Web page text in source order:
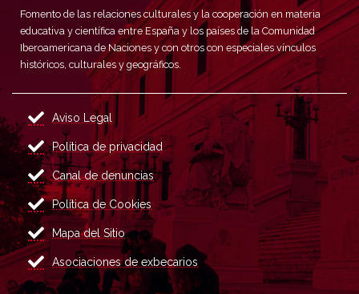
Fomento de las relaciones culturales y la cooperación en materia
educativa y científica entre España y los países de la Comunidad
Iberoamericana de Naciones y con otros con especiales vínculos
históricos, culturales y geográficos.
Aviso Legal
Política de privacidad
Canal de denuncias
Política de Cookies
Mapa del Sitio
Asociaciones de exbecarios